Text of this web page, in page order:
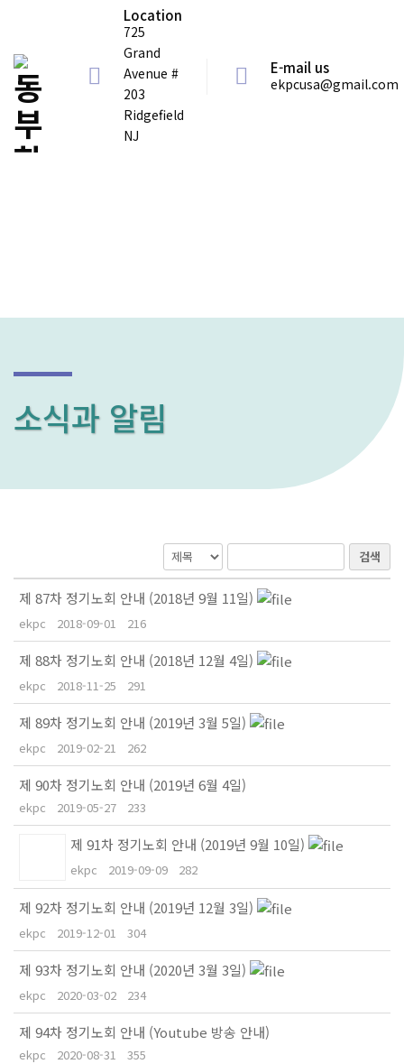
Location
725
Grand
Avenue #
203
Ridgefield
NJ
E-mail us
ekpcusa@gmail.com
소식과 알림
검색
제 87차 정기노회 안내 (2018년 9월 11일)
ekpc 2018-09-01 216
제 88차 정기노회 안내 (2018년 12월 4일)
ekpc 2018-11-25 291
제 89차 정기노회 안내 (2019년 3월 5일)
ekpc 2019-02-21 262
제 90차 정기노회 안내 (2019년 6월 4일)
ekpc 2019-05-27 233
제 91차 정기노회 안내 (2019년 9월 10일)
ekpc 2019-09-09 282
제 92차 정기노회 안내 (2019년 12월 3일)
ekpc 2019-12-01 304
제 93차 정기노회 안내 (2020년 3월 3일)
ekpc 2020-03-02 234
제 94차 정기노회 안내 (Youtube 방송 안내)
ekpc 2020-08-31 355